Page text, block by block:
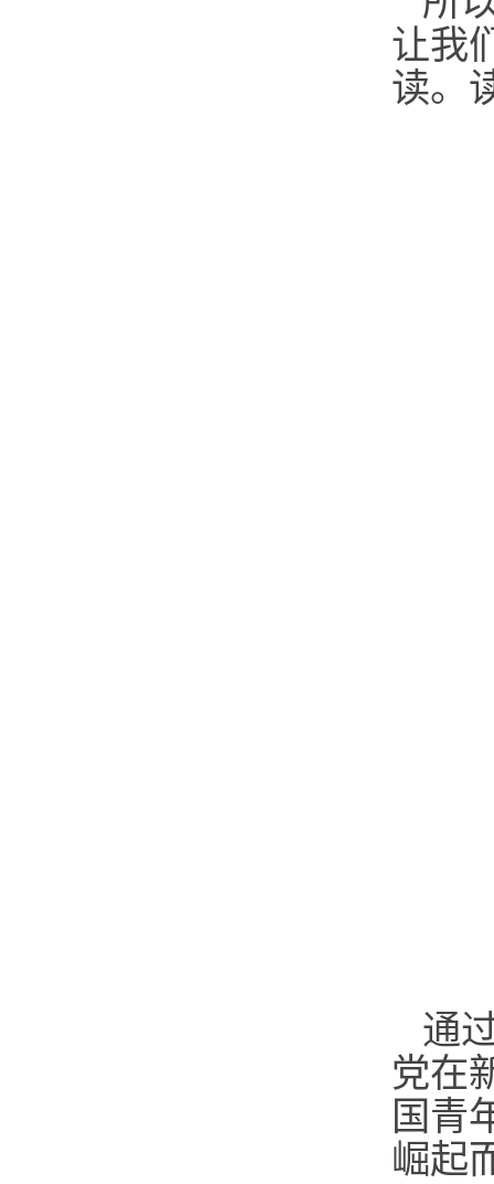
让我
读。
通
党在
国青
崛起